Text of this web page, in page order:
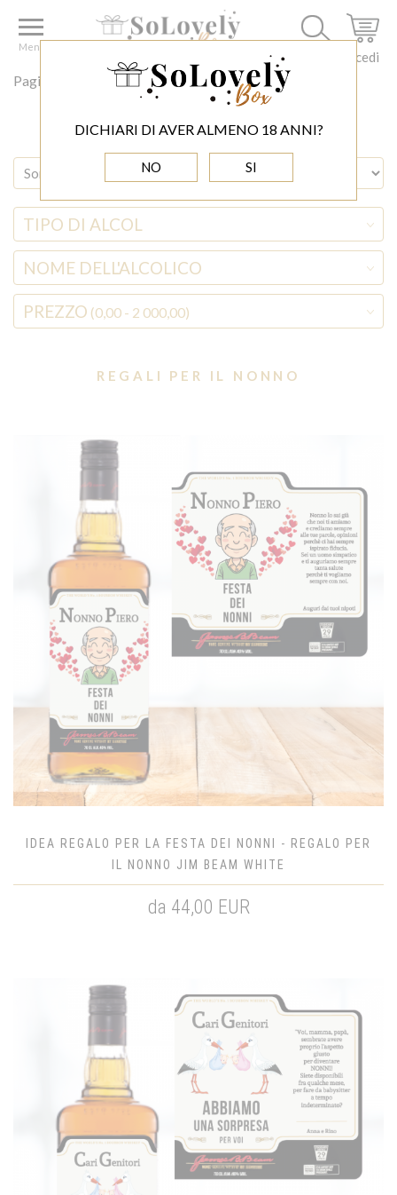
DICHIARI DI AVER ALMENO 18 ANNI?
NO SI
Accedi
Menu
Pagina principale REGALO PER Regali per il nonno
TIPO DI ALCOL
NOME DELL'ALCOLICO
PREZZO (0,00 - 2 000,00)
REGALI PER IL NONNO
IDEA REGALO PER LA FESTA DEI NONNI - REGALO PER
IL NONNO JIM BEAM WHITE
da 44,00 EUR